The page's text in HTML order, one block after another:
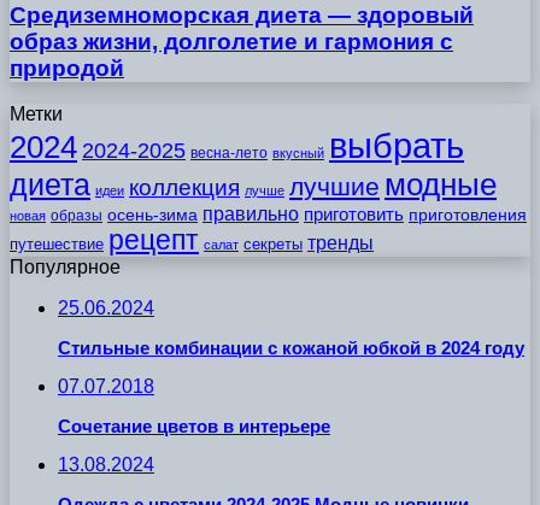
Средиземноморская диета — здоровый
образ жизни, долголетие и гармония с
природой
Метки
2024 2024-2025 весна-лето вкусный выбрать
диета идеи коллекция лучше лучшие модные
новая образы осень-зима правильно приготовить приготовления
путешествие рецепт салат секреты тренды
Популярное
25.06.2024
Стильные комбинации с кожаной юбкой в 2024 году
07.07.2018
Сочетание цветов в интерьере
13.08.2024